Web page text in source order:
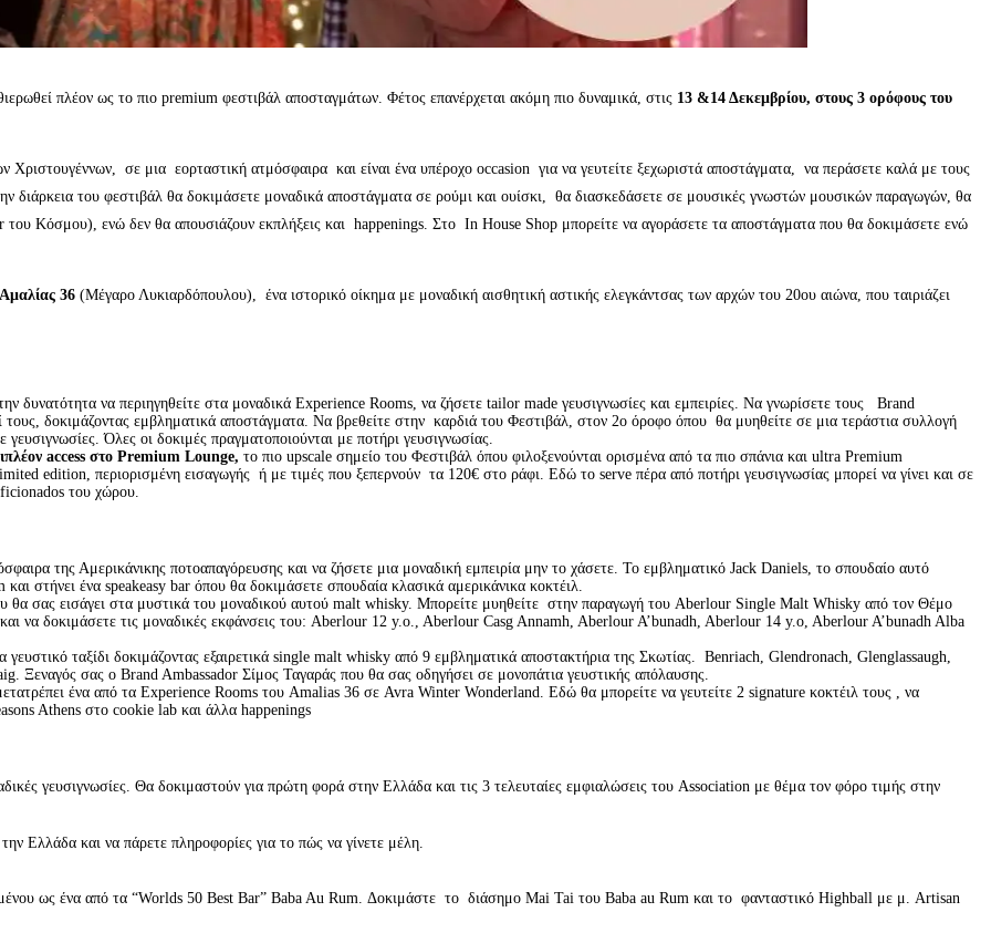
πλέον ως το πιο premium φεστιβάλ αποσταγμάτων. Φέτος επανέρχεται ακόμη πιο δυναμικά, στις 13 &14 Δεκεμβρίου, στους 3 ορόφους του
Χριστουγέννων, σε μια εορταστική ατμόσφαιρα και είναι ένα υπέροχο occasion για να γευτείτε ξεχωριστά αποστάγματα, να περάσετε καλά με τους
διάρκεια του φεστιβάλ θα δοκιμάσετε μοναδικά αποστάγματα σε ρούμι και ουίσκι, θα διασκεδάσετε σε μουσικές γνωστών μουσικών παραγωγών, θα
Κόσμου), ενώ δεν θα απουσιάζουν εκπλήξεις και happenings. Στο In House Shop μπορείτε να αγοράσετε τα αποστάγματα που θα δοκιμάσετε ενώ
Αμαλίας 36 (Μέγαρο Λυκιαρδόπουλου), ένα ιστορικό οίκημα με μοναδική αισθητική αστικής ελεγκάντσας των αρχών του 20ου αιώνα, που ταιριάζει
δυνατότητα να περιηγηθείτε στα μοναδικά Experience Rooms, να ζήσετε tailor made γευσιγνωσίες και εμπειρίες. Να γνωρίσετε τους Brand
δοκιμάζοντας εμβληματικά αποστάγματα. Να βρεθείτε στην καρδιά του Φεστιβάλ, στον 2ο όροφο όπου θα μυηθείτε σε μια τεράστια συλλογή
Όλες οι δοκιμές πραγματοποιούνται με ποτήρι γευσιγνωσίας.
access στο Premium Lounge, το πιο upscale σημείο του Φεστιβάλ όπου φιλοξενούνται ορισμένα από τα πιο σπάνια και ultra Premium
edition, περιορισμένη εισαγωγής ή με τιμές που ξεπερνούν τα 120€ στο ράφι. Εδώ το serve πέρα από ποτήρι γευσιγνωσίας μπορεί να γίνει και σε
του χώρου.
της Αμερικάνικης ποτοαπαγόρευσης και να ζήσετε μια μοναδική εμπειρία μην το χάσετε. To εμβληματικό Jack Daniels, το σπουδαίο αυτό
στήνει ένα speakeasy bar όπου θα δοκιμάσετε σπουδαία κλασικά αμερικάνικα κοκτέιλ.
θα σας εισάγει στα μυστικά του μοναδικού αυτού malt whisky. Μπορείτε μυηθείτε στην παραγωγή του Aberlour Single Malt Whisky από τον Θέμο
να δοκιμάσετε τις μοναδικές εκφάνσεις του: Aberlour 12 y.o., Aberlour Casg Annamh, Aberlour A’bunadh, Aberlour 14 y.o, Aberlour A’bunadh Alba
ταξίδι δοκιμάζοντας εξαιρετικά single malt whisky από 9 εμβληματικά αποστακτήρια της Σκωτίας. Benriach, Glendronach, Glenglassaugh,
σας ο Brand Ambassador Σίμος Ταγαράς που θα σας οδηγήσει σε μονοπάτια γευστικής απόλαυσης.
ένα από τα Experience Rooms του Amalias 36 σε Avra Winter Wonderland. Εδώ θα μπορείτε να γευτείτε 2 signature κοκτέιλ τους , να
Athens στο cookie lab και άλλα happenings
γευσιγνωσίες. Θα δοκιμαστούν για πρώτη φορά στην Ελλάδα και τις 3 τελευταίες εμφιαλώσεις του Association με θέμα τον φόρο τιμής στην
Ελλάδα και να πάρετε πληροφορίες για το πώς να γίνετε μέλη.
ως ένα από τα “Worlds 50 Best Bar” Baba Au Rum. Δοκιμάστε το διάσημο Mai Tai του Baba au Rum και το φανταστικό Highball με μ. Artisan